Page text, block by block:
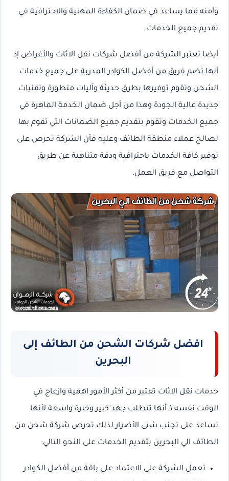
وآمنه مما يساعد في ضمان الكفاءة المهنية والاحترافية في
تقديم جميع الخدمات.
أيضا تعتبر الشركة من أفضل شركات نقل الاثاث والأغراض إذ
أنها تضم فريق من أفضل الكوادر المدربة على جميع خدمات
الشحن وتقوم توفيرها بطرق حديثة وآليات متطورة وتقنيات
جديدة عالية الجودة وهذا من أجل ضمان الخدمة الماهرة في
جميع الخدمات وتقوم بتقديم جميع الضمانات التي تقوم بها
لصالح عملاء منطقة الطائف وعليه فأن الشركة تحرص على
توفير كافة الخدمات باحترافية ودقة متناهية عن طريق
التواصل مع فريق العمل.
افضل شركات الشحن من الطائف إلى
البحرين
خدمات نقل الاثاث تعتبر من أكثر الأمور اهمية وازعاج في
الوقت نفسه ذ أنها تتطلب جهد كبير وخبرة واسعة لأنها
تساعد على تجنب شتى الأضرار لذلك تحرص شركة شحن من
الطائف الي البحرين بتقديم الخدمات على النحو التالي:
تعمل الشركة على الاعتماد على باقة من أفضل الكوادر